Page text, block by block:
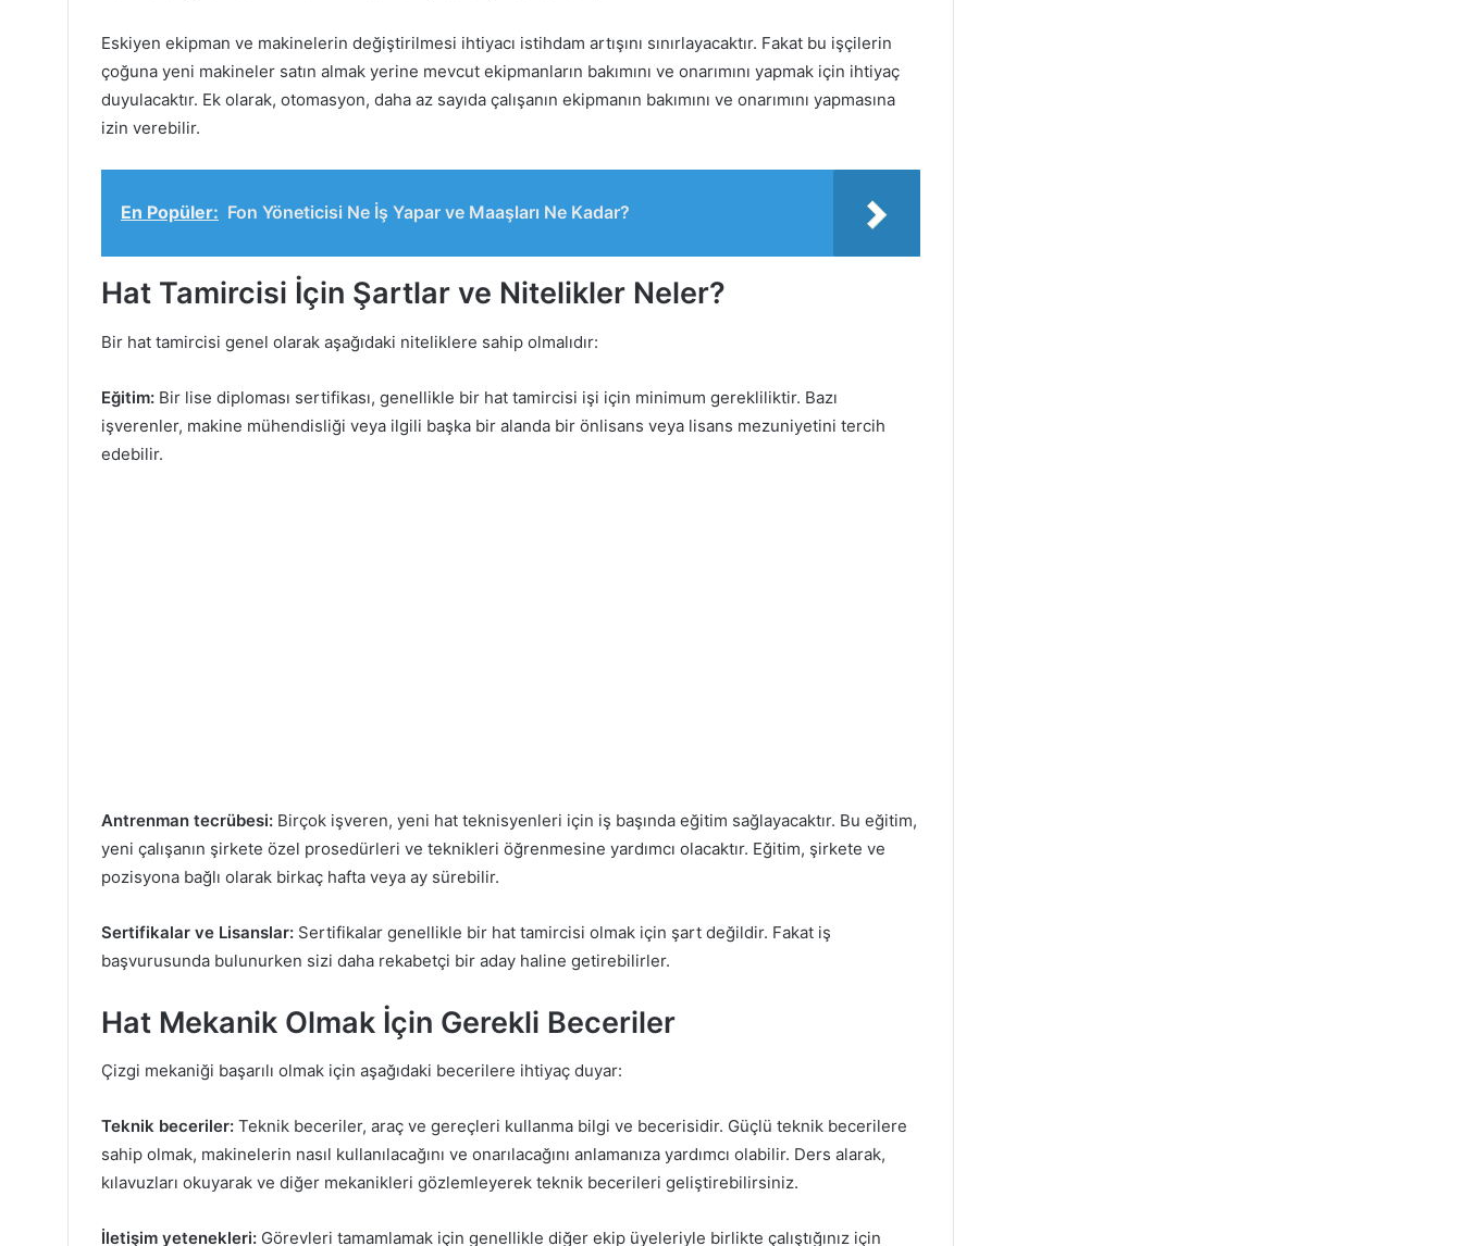
Eskiyen ekipman ve makinelerin değiştirilmesi ihtiyacı istihdam artışını sınırlayacaktır. Fakat bu işçilerin
çoğuna yeni makineler satın almak yerine mevcut ekipmanların bakımını ve onarımını yapmak için ihtiyaç
duyulacaktır. Ek olarak, otomasyon, daha az sayıda çalışanın ekipmanın bakımını ve onarımını yapmasına
izin verebilir.
En Popüler: Fon Yöneticisi Ne İş Yapar ve Maaşları Ne Kadar?
Hat Tamircisi İçin Şartlar ve Nitelikler Neler?
Bir hat tamircisi genel olarak aşağıdaki niteliklere sahip olmalıdır:
Eğitim: Bir lise diploması sertifikası, genellikle bir hat tamircisi işi için minimum gerekliliktir. Bazı
işverenler, makine mühendisliği veya ilgili başka bir alanda bir önlisans veya lisans mezuniyetini tercih
edebilir.
Antrenman tecrübesi: Birçok işveren, yeni hat teknisyenleri için iş başında eğitim sağlayacaktır. Bu eğitim,
yeni çalışanın şirkete özel prosedürleri ve teknikleri öğrenmesine yardımcı olacaktır. Eğitim, şirkete ve
pozisyona bağlı olarak birkaç hafta veya ay sürebilir.
Sertifikalar ve Lisanslar: Sertifikalar genellikle bir hat tamircisi olmak için şart değildir. Fakat iş
başvurusunda bulunurken sizi daha rekabetçi bir aday haline getirebilirler.
Hat Mekanik Olmak İçin Gerekli Beceriler
Çizgi mekaniği başarılı olmak için aşağıdaki becerilere ihtiyaç duyar:
Teknik beceriler: Teknik beceriler, araç ve gereçleri kullanma bilgi ve becerisidir. Güçlü teknik becerilere
sahip olmak, makinelerin nasıl kullanılacağını ve onarılacağını anlamanıza yardımcı olabilir. Ders alarak,
kılavuzları okuyarak ve diğer mekanikleri gözlemleyerek teknik becerileri geliştirebilirsiniz.
İletişim yetenekleri: Görevleri tamamlamak için genellikle diğer ekip üyeleriyle birlikte çalıştığınız için